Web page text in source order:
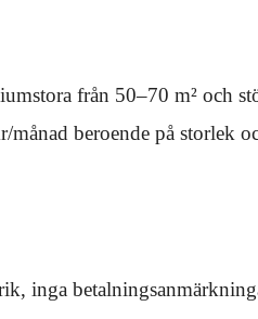
från 50–70 m² och
beroende på storlek
inga